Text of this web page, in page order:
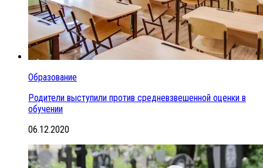
Образование
Родители выступили против средневзвешенной оценки в
обучении
06.12.2020